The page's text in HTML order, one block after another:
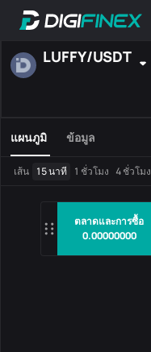
ตลาดและการซื้อ
0.00000000
LUFFY/USDT
เสียงร้องสูงสุดเมนบอร์ด
คู่การซื้อขาย
แผนภูมิ ข้อมูล
เส้น 15 นาที 1 ชั่วโมง 4 ชั่วโมง